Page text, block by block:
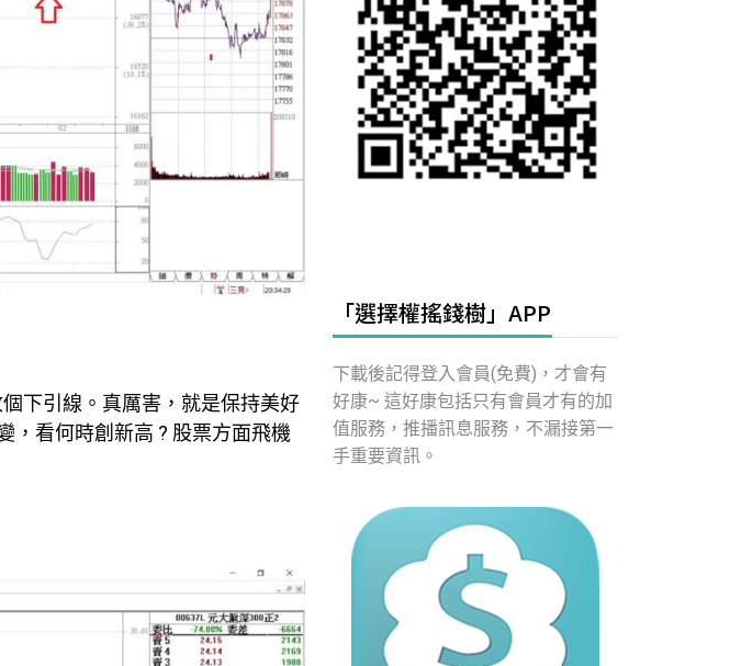
下引線。真厲害，就是保持美好
，看何時創新高 ? 股票方面飛機
「選擇權搖錢樹」APP
下載後記得登入會員(免費)，才會有
好康~ 這好康包括只有會員才有的加
值服務，推播訊息服務，不漏接第一
手重要資訊。